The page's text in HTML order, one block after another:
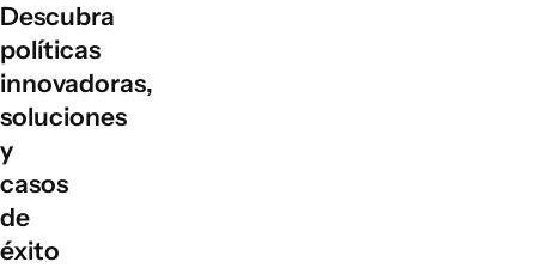
Descubra
políticas
innovadoras,
soluciones
y
casos
de
éxito